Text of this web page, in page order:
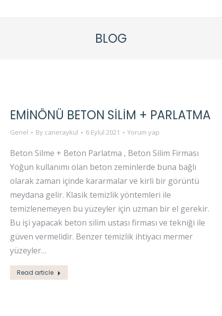
BLOG
EMİNÖNÜ BETON SİLİM + PARLATMA
Genel By caneraykul 6 Eylül 2021 Yorum yap
Beton Silme + Beton Parlatma , Beton Silim Firması
Yoğun kullanımı olan beton zeminlerde buna bağlı
olarak zaman içinde kararmalar ve kirli bir görüntü
meydana gelir. Klasik temizlik yöntemleri ile
temizlenemeyen bu yüzeyler için uzman bir el gerekir.
Bu işi yapacak beton silim ustası firması ve tekniği ile
güven vermelidir. Benzer temizlik ihtiyacı mermer
yüzeyler…
Read article